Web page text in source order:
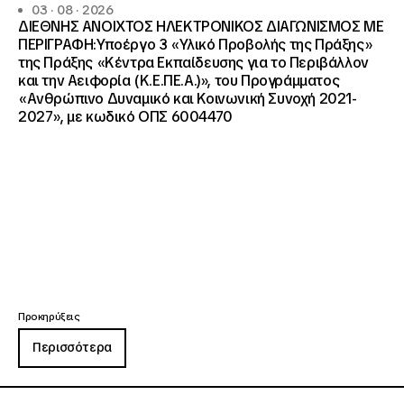
03 · 08 · 2026
ΔΙΕΘΝΗΣ ΑΝΟΙΧΤΟΣ ΗΛΕΚΤΡΟΝΙΚΟΣ ΔΙΑΓΩΝΙΣΜΟΣ ΜΕ
ΠΕΡΙΓΡΑΦΗ:Υποέργο 3 «Υλικό Προβολής της Πράξης»
της Πράξης «Κέντρα Εκπαίδευσης για το Περιβάλλον
και την Αειφορία (Κ.Ε.ΠΕ.Α.)», του Προγράμματος
«Ανθρώπινο Δυναμικό και Κοινωνική Συνοχή 2021-
2027», με κωδικό ΟΠΣ 6004470
Προκηρύξεις
Περισσότερα